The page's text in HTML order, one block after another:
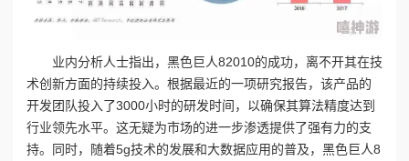
业内分析人士指出，黑色巨人82010的成功，离不开其在技
术创新方面的持续投入。根据最近的一项研究报告，该产品的
开发团队投入了3000小时的研发时间，以确保其算法精度达到
行业领先水平。这无疑为市场的进一步渗透提供了强有力的支
持。同时，随着5g技术的发展和大数据应用的普及，黑色巨人8